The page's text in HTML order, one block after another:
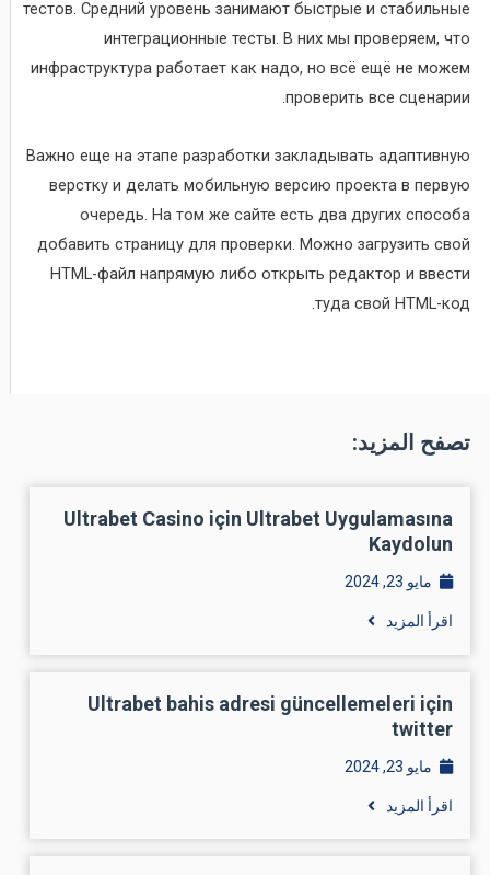
тестов. Средний уровень занимают быстрые и стабильные
интеграционные тесты. В них мы проверяем, что
инфраструктура работает как надо, но всё ещё не можем
проверить все сценарии.
Важно еще на этапе разработки закладывать адаптивную
верстку и делать мобильную версию проекта в первую
очередь. На том же сайте есть два других способа
добавить страницу для проверки. Можно загрузить свой
HTML-файл напрямую либо открыть редактор и ввести
туда свой HTML-код.
تصفح المزيد:
Ultrabet Casino için Ultrabet Uygulamasına
Kaydolun
مايو 23, 2024
اقرأ المزيد
Ultrabet bahis adresi güncellemeleri için
twitter
مايو 23, 2024
اقرأ المزيد